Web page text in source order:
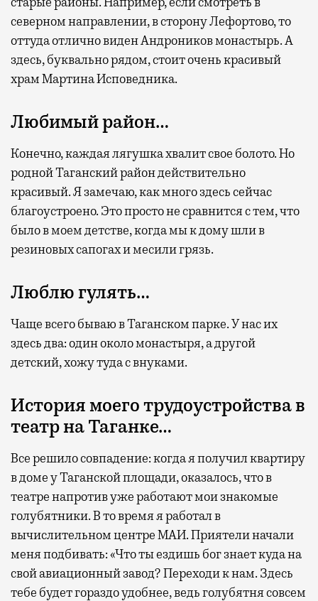
северном направлении, в сторону Лефортово, то
оттуда отлично виден Андроников монастырь. А
здесь, буквально рядом, стоит очень красивый
храм Мартина Исповедника.
Любимый район…
Конечно, каждая лягушка хвалит свое болото. Но
родной Таганский район действительно
красивый. Я замечаю, как много здесь сейчас
благоустроено. Это просто не сравнится с тем, что
было в моем детстве, когда мы к дому шли в
резиновых сапогах и месили грязь.
Люблю гулять…
Чаще всего бываю в Таганском парке. У нас их
здесь два: один около монастыря, а другой
детский, хожу туда с внуками.
История моего трудоустройства в
театр на Таганке…
Все решило совпадение: когда я получил квартиру
в доме у Таганской площади, оказалось, что в
театре напротив уже работают мои знакомые
голубятники. В то время я работал в
вычислительном центре МАИ. Приятели начали
меня подбивать: «Что ты ездишь бог знает куда на
свой авиационный завод? Переходи к нам. Здесь
тебе будет гораздо удобнее, ведь голубятня совсем